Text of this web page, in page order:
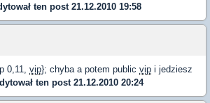
ten post 21.12.2010 19:58
0,11, vip}; chyba a potem public vip i jedziesz
ten post 21.12.2010 20:24